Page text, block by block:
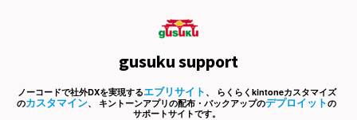
gusuku support
ノーコードで社外DXを実現するエブリサイト 、 らくらくkintoneカスタマイズ
のカスタマイン、 キントーンアプリの配布・バックアップのデプロイットの
サポートサイトです。